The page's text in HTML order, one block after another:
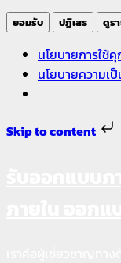
ยอมรับ ปฏิเสธ ดูร
นโยบายการใช้
นโยบายความเ
Skip to content